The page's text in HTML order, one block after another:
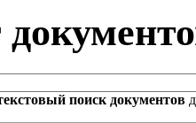
поиск документов